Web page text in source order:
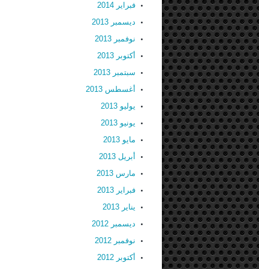
فبراير 2014
ديسمبر 2013
نوفمبر 2013
أكتوبر 2013
سبتمبر 2013
أغسطس 2013
يوليو 2013
يونيو 2013
مايو 2013
أبريل 2013
مارس 2013
فبراير 2013
يناير 2013
ديسمبر 2012
نوفمبر 2012
أكتوبر 2012